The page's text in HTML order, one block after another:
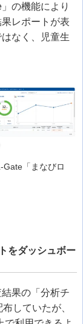
の機能により
レポートが表
なく、児童生
Gate「まなびロ
をダッシュボー
果の「分析チ
していたが、